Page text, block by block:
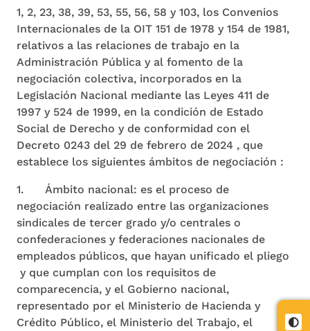
1, 2, 23, 38, 39, 53, 55, 56, 58 y 103, los Convenios
Internacionales de la OIT 151 de 1978 y 154 de 1981,
relativos a las relaciones de trabajo en la
Administración Pública y al fomento de la
negociación colectiva, incorporados en la
Legislación Nacional mediante las Leyes 411 de
1997 y 524 de 1999, en la condición de Estado
Social de Derecho y de conformidad con el
Decreto 0243 del 29 de febrero de 2024 , que
establece los siguientes ámbitos de negociación :
1. Ámbito nacional: es el proceso de
negociación realizado entre las organizaciones
sindicales de tercer grado y/o centrales o
confederaciones y federaciones nacionales de
empleados públicos, que hayan unificado el pliego
y que cumplan con los requisitos de
comparecencia, y el Gobierno nacional,
representado por el Ministerio de Hacienda y
Crédito Público, el Ministerio del Trabajo, el